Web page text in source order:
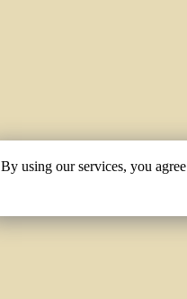
By using our services, you